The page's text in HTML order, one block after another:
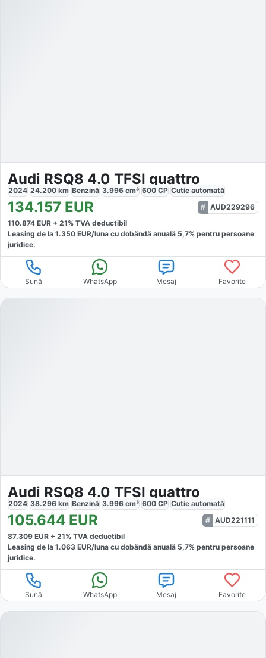
Audi RSQ8 4.0 TFSI quattro
2024 24.200 km Benzină 3.996 cm³ 600 CP Cutie automată
134.157 EUR
AUD229296
110.874 EUR + 21% TVA deductibil
Leasing de la 1.350 EUR/luna cu dobăndă anuală 5,7% pentru persoane
juridice.
Sună WhatsApp Mesaj Favorite
Audi RSQ8 4.0 TFSI quattro
2024 38.296 km Benzină 3.996 cm³ 600 CP Cutie automată
105.644 EUR
AUD221111
87.309 EUR + 21% TVA deductibil
Leasing de la 1.063 EUR/luna cu dobăndă anuală 5,7% pentru persoane
juridice.
Sună WhatsApp Mesaj Favorite